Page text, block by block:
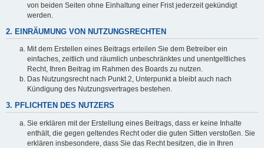
von beiden Seiten ohne Einhaltung einer Frist jederzeit gekündigt
werden.
2. EINRÄUMUNG VON NUTZUNGSRECHTEN
Mit dem Erstellen eines Beitrags erteilen Sie dem Betreiber ein
einfaches, zeitlich und räumlich unbeschränktes und unentgeltliches
Recht, Ihren Beitrag im Rahmen des Boards zu nutzen.
Das Nutzungsrecht nach Punkt 2, Unterpunkt a bleibt auch nach
Kündigung des Nutzungsvertrages bestehen.
3. PFLICHTEN DES NUTZERS
Sie erklären mit der Erstellung eines Beitrags, dass er keine Inhalte
enthält, die gegen geltendes Recht oder die guten Sitten verstoßen. Sie
erklären insbesondere, dass Sie das Recht besitzen, die in Ihren